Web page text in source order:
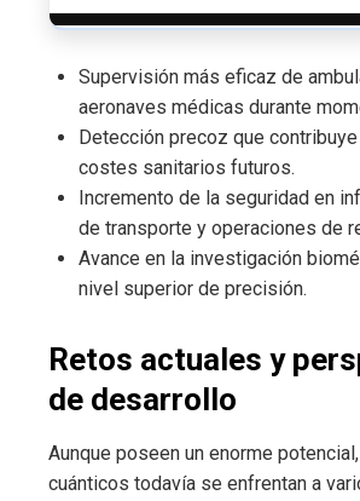
Supervisión más eficaz de
aeronaves médicas durante
Detección precoz que
costes sanitarios futuros.
Incremento de la seguridad en
de transporte y operaciones de
Avance en la investigación
nivel superior de precisión.
Retos actuales y
de desarrollo
Aunque poseen un enorme
cuánticos todavía se enfrentan a